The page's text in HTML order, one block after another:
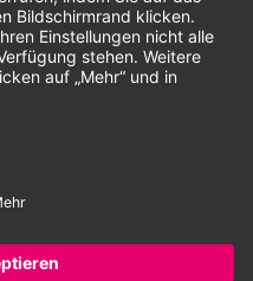
Vorkasse